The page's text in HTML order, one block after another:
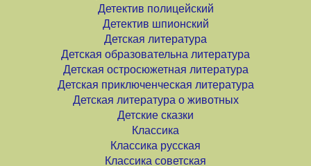
Детектив полицейский
Детектив шпионский
Детская литература
Детская образовательна литература
Детская остросюжетная литература
Детская приключенческая литература
Детская литература о животных
Детские сказки
Классика
Классика русская
Классика советская